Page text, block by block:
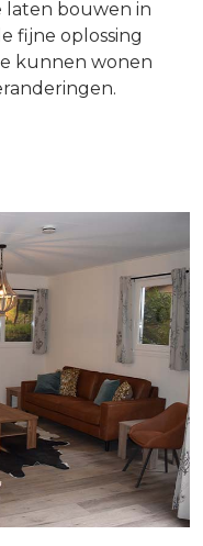
bouwen in
fijne oplossing
kunnen wonen